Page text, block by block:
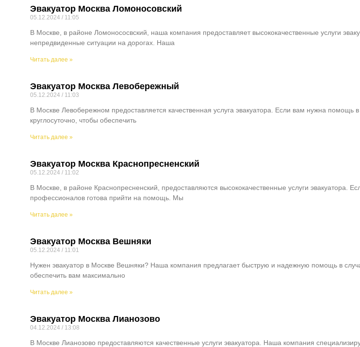
Эвакуатор Москва Ломоносовский
05.12.2024 11:05
В Москве, в районе Ломонососвский, наша компания предоставляет высококачественные услуги
непредвиденные ситуации на дорогах. Наша
Читать далее »
Эвакуатор Москва Левобережный
05.12.2024 11:03
В Москве Левобережном предоставляется качественная услуга эвакуатора. Если вам нужна помощь
круглосуточно, чтобы обеспечить
Читать далее »
Эвакуатор Москва Краснопресненский
05.12.2024 11:02
В Москве, в районе Краснопресненский, предоставляются высококачественные услуги эвакуатора.
профессионалов готова прийти на помощь. Мы
Читать далее »
Эвакуатор Москва Вешняки
05.12.2024 11:01
Нужен эвакуатор в Москве Вешняки? Наша компания предлагает быструю и надежную помощь в
обеспечить вам максимально
Читать далее »
Эвакуатор Москва Лианозово
04.12.2024 13:08
В Москве Лианозово предоставляются качественные услуги эвакуатора. Наша компания